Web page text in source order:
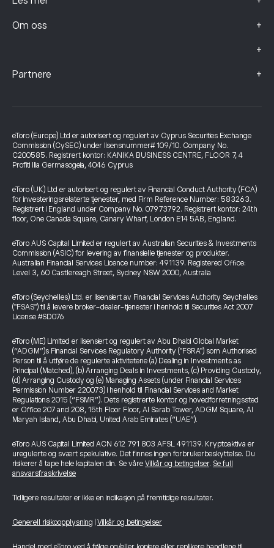
Om oss +
+
Partnere +
eToro (Europe) Ltd er autorisert og regulert av Cyprus Securities Exchange
Commission (CySEC) under lisensnummer# 109/10. Company No.
C200585. Registrert kontor: KANIKA BUSINESS CENTRE, FLOOR 7, 4
Profiti Ilia Germasogeia, 4046 Cyprus
eToro (UK) Ltd er autorisert og regulert av Financial Conduct Authority (FCA)
for investeringsrelaterte tjenester, med Firm Reference Number: 583263.
Registrert i England under Company No. 07973792. Registrert kontor: 24th
floor, One Canada Square, Canary Wharf, London E14 5AB, England.
eToro AUS Capital Limited er regulert av Australian Securities & Investments
Commission (ASIC) for levering av finansielle tjenester og produkter.
Australian Financial Services Licence number: 491139. Registered Office:
Level 3, 60 Castlereagh Street, Sydney NSW 2000, Australia
eToro (Seychelles) Ltd. er lisensiert av Financial Services Authority Seychelles
("FSAS") til å levere broker-dealer-tjenester i henhold til Securities Act 2007
License #SD076
eToro (ME) Limited er lisensiert og regulert av Abu Dhabi Global Market
(“ADGM”)s Financial Services Regulatory Authority ("FSRA") som Authorised
Person til å utføre de regulerte aktivitetene (a) Dealing in Investments as
Principal (Matched), (b) Arranging Deals in Investments, (c) Providing Custody,
(d) Arranging Custody og (e) Managing Assets (under Financial Services
Permission Number 220073) i henhold til Financial Services and Market
Regulations 2015 (“FSMR”). Dets registrerte kontor og hovedforretningssted
er Office 207 and 208, 15th Floor Floor, Al Sarab Tower, ADGM Square, Al
Maryah Island, Abu Dhabi, United Arab Emirates (“UAE”).
eToro AUS Capital Limited ACN 612 791 803 AFSL 491139. Kryptoaktiva er
uregulerte og svært spekulative. Det finnes ingen forbrukerbeskyttelse. Du
risikerer å tape hele kapitalen din. Se våre Vilkår og betingelser. Se full
ansvarsfraskrivelse
Tidligere resultater er ikke en indikasjon på fremtidige resultater.
Generell risikoopplysning Vilkår og betingelser